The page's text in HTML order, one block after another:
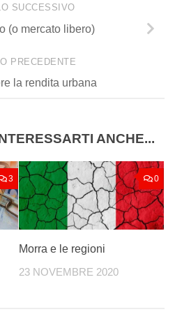
SUCCESSIVO
(o mercato libero)
PRECEDENTE
la rendita urbana
ANCHE...
3 0
Morra e le regioni
23 NOVEMBRE 2020